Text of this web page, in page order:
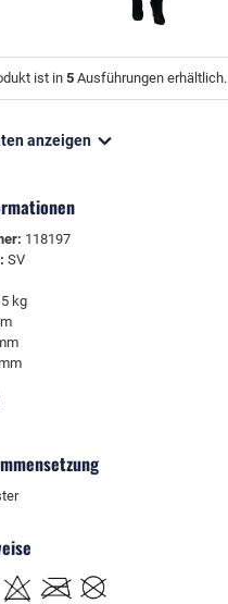
ist in 5Ausführungen erhältlich.
anzeigen
118197
SV
kg